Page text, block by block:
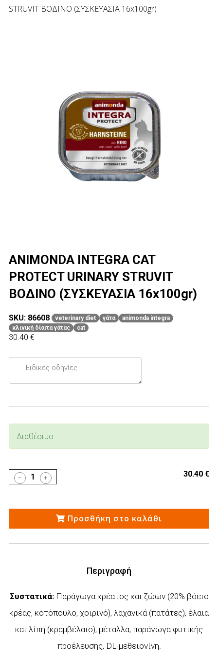
STRUVIT ΒΟΔΙΝΟ (ΣΥΣΚΕΥΑΣΙΑ 16x100gr)
ANIMONDA INTEGRA CAT
PROTECT URINARY STRUVIT
ΒΟΔΙΝΟ (ΣΥΣΚΕΥΑΣΙΑ 16x100gr)
SKU: 86608 veterinary diet γάτα
animonda integra
κλινική δίαιτα γάτας
cat
30.40 €
Ειδικές
οδηγίες...
Διαθέσιμο
1 30.40 €
Προσθήκη στο καλάθι
Περιγραφή
Συστατικά:Παράγωγα κρέατος και ζώων (20% βόειο
κρέας, κοτόπουλο, χοιρινό), λαχανικά (πατάτες), έλαια
και λίπη (κραμβέλαιο), μέταλλα, παράγωγα φυτικής
προέλευσης, DL-μεθειονίνη.